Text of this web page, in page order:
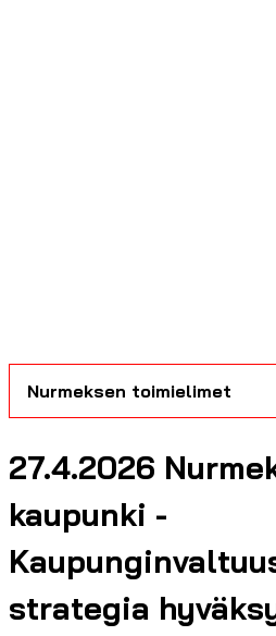
Nurmeksen toimielimet
27.4.2026
kaupunki -
strategia